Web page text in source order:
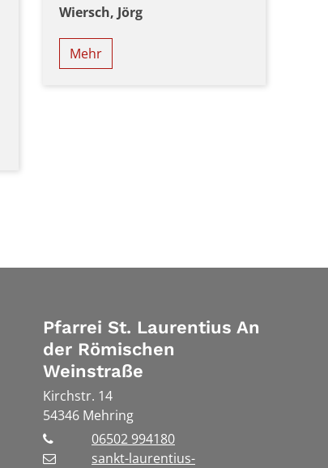
Wiersch, Jörg
Mehr
Pfarrei St. Laurentius An
der Römischen
Weinstraße
Kirchstr. 14
54346 Mehring
06502 994180
sankt-laurentius-